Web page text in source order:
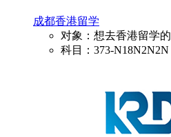
成都香港留学
对象：想去香港留学的
科目：373-N18N2N2N